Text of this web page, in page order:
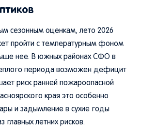
сезонным оценкам, лето 2026
пройти с температурным фоном
нее. В южных районах СФО в
периода возможен дефицит
риск ранней пожароопасной
края это особенно
и задымление в сухие годы
главных летних рисков.